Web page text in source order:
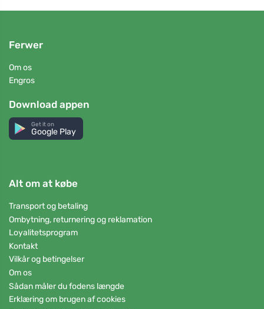
Ferwer
Om os
Engros
Download appen
Get it on
Google Play
Alt om at købe
Transport og betaling
Ombytning, returnering og reklamation
Loyalitetsprogram
Kontakt
Vilkår og betingelser
Om os
Sådan måler du fodens længde
Erklæring om brugen af cookies